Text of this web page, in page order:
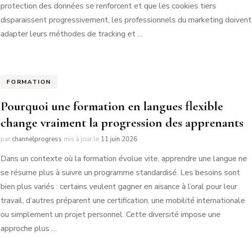
protection des données se renforcent et que les cookies tiers
disparaissent progressivement, les professionnels du marketing doivent
adapter leurs méthodes de tracking et …
FORMATION
Pourquoi une formation en langues flexible
change vraiment la progression des apprenants
par channelprogress mis à jour le 11 juin 2026
Dans un contexte où la formation évolue vite, apprendre une langue ne
se résume plus à suivre un programme standardisé. Les besoins sont
bien plus variés : certains veulent gagner en aisance à l’oral pour leur
travail, d’autres préparent une certification, une mobilité internationale
ou simplement un projet personnel. Cette diversité impose une
approche plus …